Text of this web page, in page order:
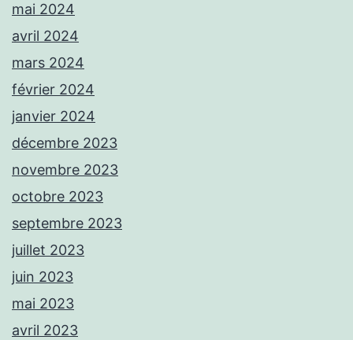
mai 2024
avril 2024
mars 2024
février 2024
janvier 2024
décembre 2023
novembre 2023
octobre 2023
septembre 2023
juillet 2023
juin 2023
mai 2023
avril 2023